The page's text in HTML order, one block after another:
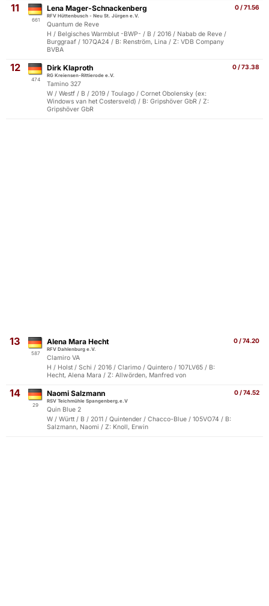
11
661
0 / 71.56
Lena Mager-Schnackenberg
RFV Hüttenbusch - Neu St. Jürgen e.V.
Quantum de Reve
H / Belgisches Warmblut -BWP- / B / 2016 / Nabab de Reve /
Burggraaf / 107QA24 / B: Renström, Lina / Z: VDB Company
BVBA
12
474
0 / 73.38
Dirk Klaproth
RG Kreiensen-Rittierode e.V.
Tamino 327
W / Westf / B / 2019 / Toulago / Cornet Obolensky (ex:
Windows van het Costersveld) / B: Gripshöver GbR / Z:
Gripshöver GbR
13
587
0 / 74.20
Alena Mara Hecht
RFV Dahlenburg e.V.
Clamiro VA
H / Holst / Schi / 2016 / Clarimo / Quintero / 107LV65 / B:
Hecht, Alena Mara / Z: Allwörden, Manfred von
14
29
0 / 74.52
Naomi Salzmann
RSV Teichmühle Spangenberg.e.V
Quin Blue 2
W / Württ / B / 2011 / Quintender / Chacco-Blue / 105VO74 / B:
Salzmann, Naomi / Z: Knoll, Erwin